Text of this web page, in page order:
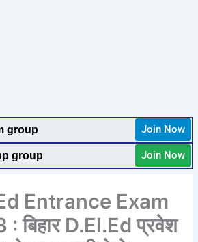
group Join Now
group Join Now
Entrance Exam
बिहार D.El.Ed प्रवेश